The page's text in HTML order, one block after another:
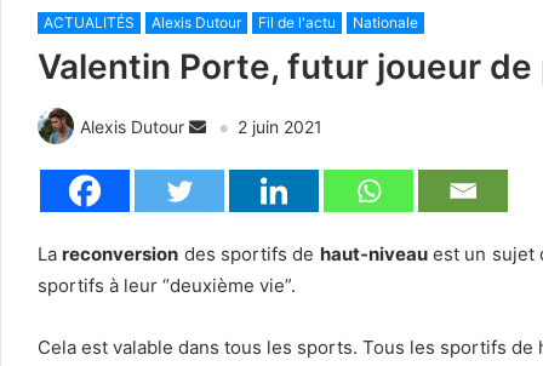
ACTUALITÉS Alexis Dutour Fil de l'actu Nationale
Valentin Porte, futur joueur
Alexis Dutour 2 juin 2021
La reconversion des sportifs de haut-niveauest un sujet
sportifs à leur “deuxième vie”.
Cela est valable dans tous les sports. Tous les sportifs